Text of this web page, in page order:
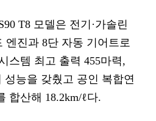
T8 모델은 전기·가솔린
엔진과 8단 자동 기어트로
스템 최고 출력 455마력,
성능을 갖췄고 공인 복합연
합산해 18.2km/ℓ다.